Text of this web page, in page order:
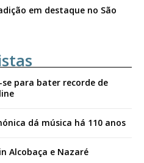
em destaque no São
para bater recorde de
dá música há 110 anos
Alcobaça e Nazaré